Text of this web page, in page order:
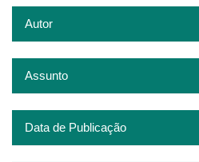
Autor
Assunto
Data de Publicação